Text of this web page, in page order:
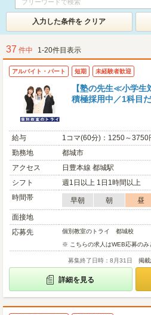
入力した条件を クリア
37 件中 1-20件目表示
アルバイト・パート 短期 未経験者歓迎
【塾の先生≪小学
積極採用中／1科目
給与
1コマ(60分)：1250～3750
勤務地
都城市
アクセス
日豊本線 都城駅
シフト
週1日以上 1日1時間以上
時間帯
早朝 朝 昼
面接地
応募先
個別教室のトライ 都城校
※ こちらの求人はWEB応募のみ
募集終了日時：8月31日 掲
詳細を見る